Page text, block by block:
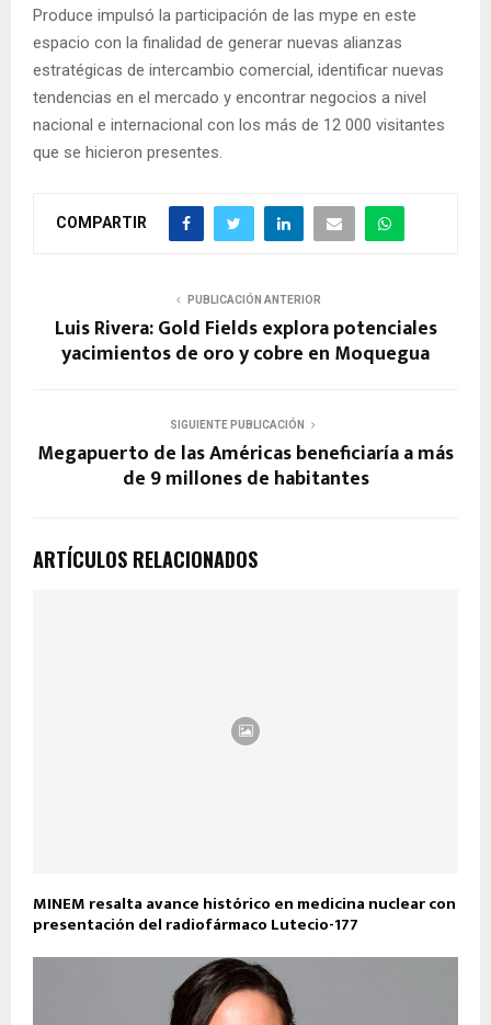
Produce impulsó la participación de las mype en este
espacio con la finalidad de generar nuevas alianzas
estratégicas de intercambio comercial, identificar nuevas
tendencias en el mercado y encontrar negocios a nivel
nacional e internacional con los más de 12 000 visitantes
que se hicieron presentes.
COMPARTIR
PUBLICACIÓN ANTERIOR
Luis Rivera: Gold Fields explora potenciales
yacimientos de oro y cobre en Moquegua
SIGUIENTE PUBLICACIÓN
Megapuerto de las Américas beneficiaría a más
de 9 millones de habitantes
ARTÍCULOS RELACIONADOS
MINEM resalta avance histórico en medicina nuclear con
presentación del radiofármaco Lutecio-177